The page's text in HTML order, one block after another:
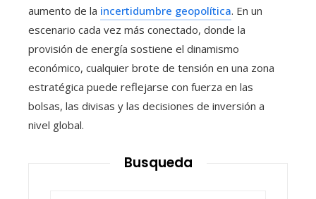
aumento de la incertidumbre geopolítica. En un
escenario cada vez más conectado, donde la
provisión de energía sostiene el dinamismo
económico, cualquier brote de tensión en una zona
estratégica puede reflejarse con fuerza en las
bolsas, las divisas y las decisiones de inversión a
nivel global.
Busqueda